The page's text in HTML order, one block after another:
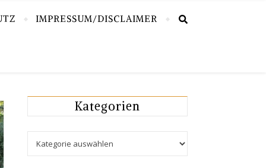
IMPRESSUM/DISCLAIMER
Kategorien